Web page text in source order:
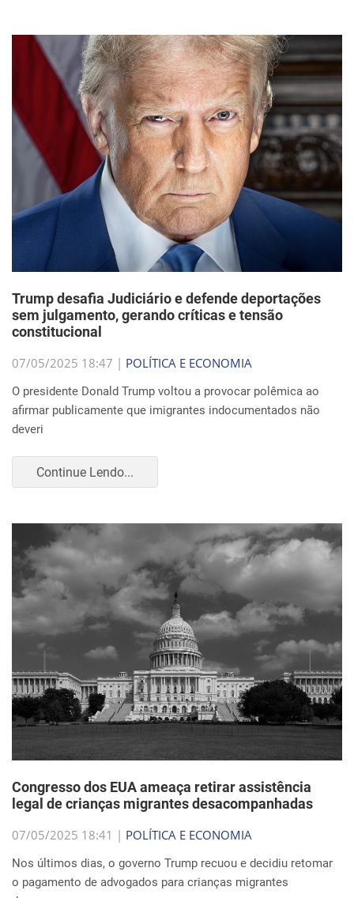
Trump desafia Judiciário e defende deportações
sem julgamento, gerando críticas e tensão
constitucional
07/05/2025 18:47 | POLÍTICA E ECONOMIA
O presidente Donald Trump voltou a provocar polêmica ao
afirmar publicamente que imigrantes indocumentados não
deveri
Continue Lendo...
Congresso dos EUA ameaça retirar assistência
legal de crianças migrantes desacompanhadas
07/05/2025 18:41 | POLÍTICA E ECONOMIA
Nos últimos dias, o governo Trump recuou e decidiu retomar
o pagamento de advogados para crianças migrantes